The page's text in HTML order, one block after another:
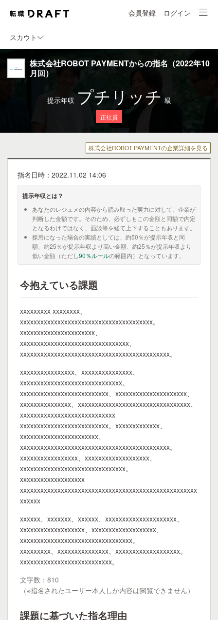
会員登録 ログイン
スカウト
株式会社ROBOT PAYMENTからの指名（2022年10
月回）
提示年収 プチリッチ 級
正社員
株式会社ROBOT PAYMENTの企業詳細を見る
指名日時：2022.11.02 14:06
提示年収とは？
あなたのレジュメの内容から読み取った実力に対して、企業が
判断した金額です。そのため、必ずしもこの金額と同額で内定
となるわけではなく、面談等を経て上下することもあります。
採用になった場合の実績としては、約50％が提示年収と同
額、約25％が提示年収より高い金額、約25％が提示年収より
低い金額（ただし90％ルールの範囲内）となっています。
今抱えている課題
xxxxxxxxx xxxxxxxx、
xxxxxxxxxxxxxxxxxxxxxxxxxxxxxxxxxxxxxxx。
xxxxxxxxxxxxxxxxxxxxxx、
xxxxxxxxxxxxxxxxxxxxxxxxxxxxxxxx、
xxxxxxxxxxxxxxxxxxxxxxxxxxxxxxxxxxxxxxxxxxxx。
xxxxxxxxxxxxxxxx、xxxxxxxxxxxxxxx、
xxxxxxxxxxxxxxxxxxxxxxxxxxxxxx。
xxxxxxxxxxxxxxxxxxxxxxxxxx、xxxxxxxxxxxxxxxxxxxxx、
xxxxxxxxxxxxxxx、xxxxxxxxxxxxxxxxxxxxxxxxxxxxxxxxx、
xxxxxxxxxxxxxxxxxxxxxxxxxxxx
xxxxxxxxxxxxxxxxxxxxxxxxxx。xxxxxxxxxxxxx、
xxxxxxxxxxxxxxxxxxxxxxx、
xxxxxxxxxxxxxxxxxxxxxxxxxxxxxxxxxxxxxxxxxxxx。
xxxxxxxxxxxxxxxxx、xxxxxxxxxxxxxxxxxxx、
xxxxxxxxxxxxxxxxxxxxxxxxxxxxxxx。
xxxxxxxxxxxxxxxxxxx
xxxxxxxxxxxxxxxxxxxxxxxxxxxxxxxxxxxxxxxxxxxxxxxxxxxx
xxxxxx
xxxxxx、xxxxxxx、xxxxxx、xxxxxxxxxxxxxxxxxxxxx、
xxxxxxxxxxxxxxxxxxx、xxxxxxxxxxxxxxxxxxx、
xxxxxxxxxxxxxxxxxxxxxxxxxxxxxxxxx。
xxxxxxxxx、xxxxxxxxxxxxxxx、xxxxxxxxxxxxxxxxxxx。
xxxxxxxxxxxxxxxxxxxxxxxxxxx。
文字数：810
（※指名されたユーザー本人しか内容は閲覧できません）
課題に基づいた指名理由